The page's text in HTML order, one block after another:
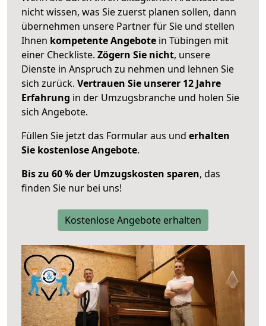
nicht wissen, was Sie zuerst planen sollen, dann
übernehmen unsere Partner für Sie und stellen
Ihnen kompetente Angebote in Tübingen mit
einer Checkliste. Zögern Sie nicht, unsere
Dienste in Anspruch zu nehmen und lehnen Sie
sich zurück. Vertrauen Sie unserer 12 Jahre
Erfahrung in der Umzugsbranche und holen Sie
sich Angebote.
Füllen Sie jetzt das Formular aus und erhalten
Sie kostenlose Angebote.
Bis zu 60 % der Umzugskosten sparen, das
finden Sie nur bei uns!
Kostenlose Angebote erhalten